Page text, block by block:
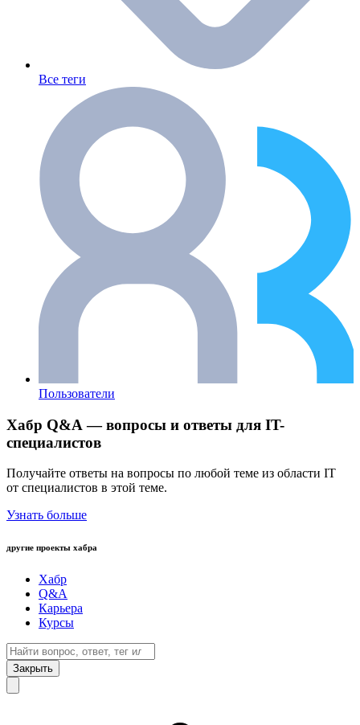
Все теги
Пользователи
Хабр Q&A — вопросы и ответы для IT-
специалистов
Получайте ответы на вопросы по любой теме из области IT
от специалистов в этой теме.
Узнать больше
другие проекты хабра
Хабр
Q&A
Карьера
Курсы
Закрыть